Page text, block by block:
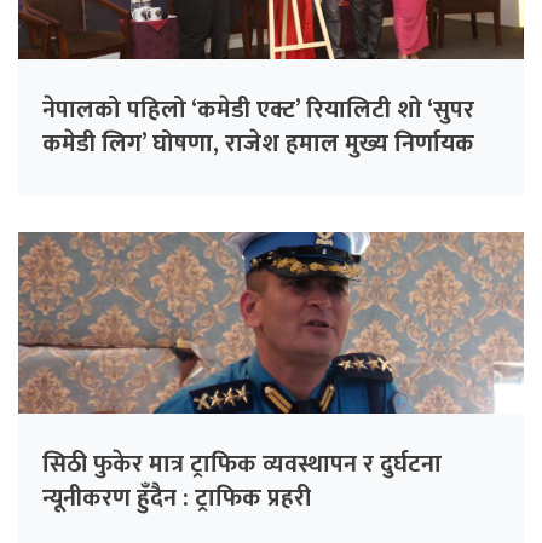
नेपालको पहिलो ‘कमेडी एक्ट’ रियालिटी शो ‘सुपर
कमेडी लिग’ घोषणा, राजेश हमाल मुख्य निर्णायक
सिठी फुकेर मात्र ट्राफिक व्यवस्थापन र दुर्घटना
न्यूनीकरण हुँदैन : ट्राफिक प्रहरी